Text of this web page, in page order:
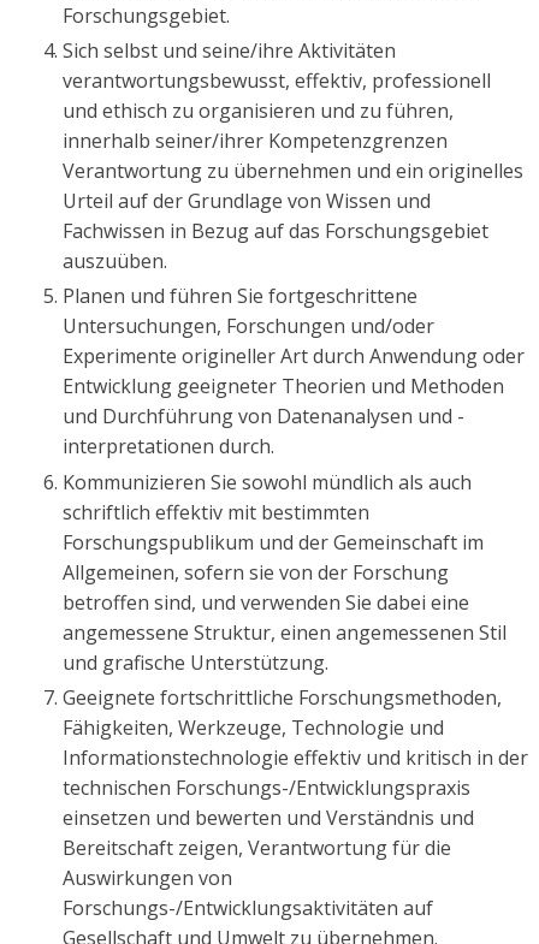
Forschungsgebiet.
Sich selbst und seine/ihre Aktivitäten
verantwortungsbewusst, effektiv, professionell
und ethisch zu organisieren und zu führen,
innerhalb seiner/ihrer Kompetenzgrenzen
Verantwortung zu übernehmen und ein originelles
Urteil auf der Grundlage von Wissen und
Fachwissen in Bezug auf das Forschungsgebiet
auszuüben.
Planen und führen Sie fortgeschrittene
Untersuchungen, Forschungen und/oder
Experimente origineller Art durch Anwendung oder
Entwicklung geeigneter Theorien und Methoden
und Durchführung von Datenanalysen und -
interpretationen durch.
Kommunizieren Sie sowohl mündlich als auch
schriftlich effektiv mit bestimmten
Forschungspublikum und der Gemeinschaft im
Allgemeinen, sofern sie von der Forschung
betroffen sind, und verwenden Sie dabei eine
angemessene Struktur, einen angemessenen Stil
und grafische Unterstützung.
Geeignete fortschrittliche Forschungsmethoden,
Fähigkeiten, Werkzeuge, Technologie und
Informationstechnologie effektiv und kritisch in der
technischen Forschungs-/Entwicklungspraxis
einsetzen und bewerten und Verständnis und
Bereitschaft zeigen, Verantwortung für die
Auswirkungen von
Forschungs-/Entwicklungsaktivitäten auf
Gesellschaft und Umwelt zu übernehmen.